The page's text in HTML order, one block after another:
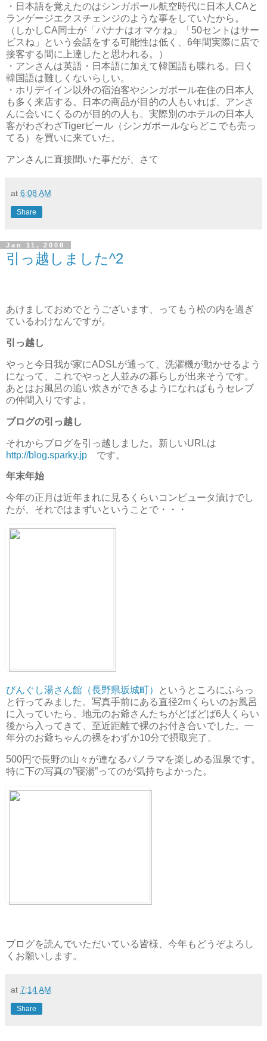
・日本語を覚えたのはシンガポール航空時代に日本人CAと
ランゲージエクスチェンジのような事をしていたから。
（しかしCA同士が「バナナはオマケね」「50セントはサー
ビスね」という会話をする可能性は低く、6年間実際に店で
接客する間に上達したと思われる。）
・アンさんは英語・日本語に加えて韓国語も喋れる。曰く
韓国語は難しくないらしい。
・ホリデイイン以外の宿泊客やシンガポール在住の日本人
も多く来店する。日本の商品が目的の人もいれば、アンさ
んに会いにくるのが目的の人も。実際別のホテルの日本人
客がわざわざTigerビール（シンガポールならどこでも売っ
てる）を買いに来ていた。
アンさんに直接聞いた事だが、さて
at 6:08 AM
Share
Jan 11, 2008
引っ越しました^2
あけましておめでとうございます、ってもう松の内を過ぎ
ているわけなんですが。
引っ越し
やっと今日我が家にADSLが通って、洗濯機が動かせるよう
になって、これでやっと人並みの暮らしが出来そうです。
あとはお風呂の追い炊きができるようになればもうセレブ
の仲間入りですよ。
ブログの引っ越し
それからブログを引っ越しました。新しいURLは
http://blog.sparky.jp です。
年末年始
今年の正月は近年まれに見るくらいコンピュータ漬けでし
たが、それではまずいということで・・・
びんぐし湯さん館（長野県坂城町）
というところにふらっ
と行ってみました。写真手前にある直径2mくらいのお風呂
に入っていたら、地元のお爺さんたちがどばどば6人くらい
後から入ってきて、至近距離で裸のお付き合いでした。一
年分のお爺ちゃんの裸をわずか10分で摂取完了。
500円で長野の山々が連なるパノラマを楽しめる温泉です。
特に下の写真の”寝湯”ってのが気持ちよかった。
ブログを読んでいただいている皆様、今年もどうぞよろし
くお願いします。
at 7:14 AM
Share